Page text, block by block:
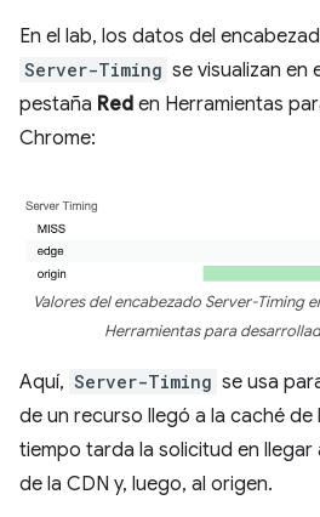
En el lab, los datos del
Server-Timing se visualizan en
pestaña Red en Herramientas
Chrome:
Valores del encabezado Server-Timing
Herramientas para
Aquí, Server-Timing se usa
de un recurso llegó a la caché de
tiempo tarda la solicitud en llegar
de la CDN y, luego, al origen.